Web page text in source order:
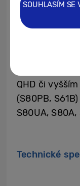
prostředí) a
Flicker Free
QHD či
(S80PB,
S80UA, S80A,
Technické
SOUHLASÍM SE